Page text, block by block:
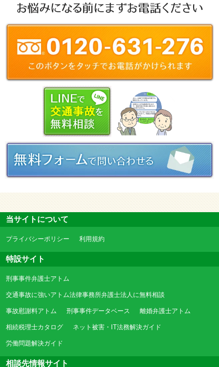
当サイトについて
プライバシーポリシー 利用規約
特設サイト
刑事事件弁護士アトム
交通事故に強いアトム法律事務所弁護士法人に無料相談
事故慰謝料アトム 刑事事件データベース 離婚弁護士アトム
相続税理士カタログ ネット被害・IT法務解決ガイド
労働問題解決ガイド
相談先情報サイト